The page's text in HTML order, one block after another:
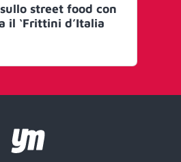
street food con
il ‘Frittini d’Italia